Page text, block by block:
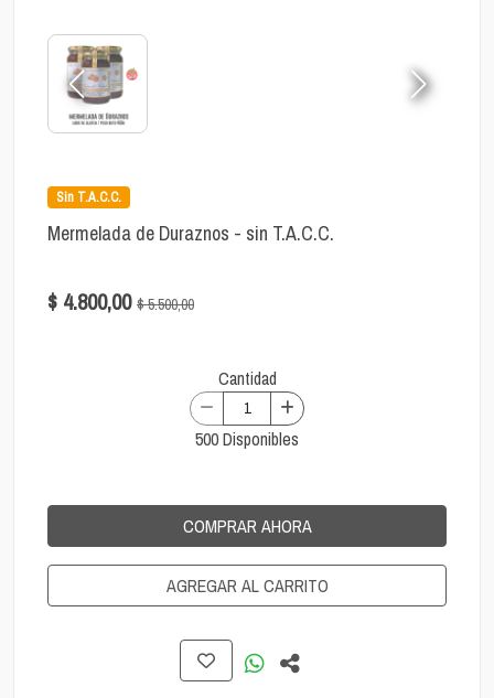
Sin T.A.C.C.
Mermelada de Duraznos - sin T.A.C.C.
$ 4.800,00 $ 5.500,00
Cantidad
500 Disponibles
COMPRAR AHORA
AGREGAR AL CARRITO